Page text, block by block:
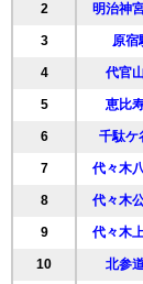
相場
トーシンフ
住所 東京
初台
（16
20 千駄
21 神泉
22 代々
23 西
24 元代
25 笹
26 本町
27 猿楽
28 宇田
2 明治神
3 原宿
4 代官
5 恵比
6 千駄ケ
7 代々木
8 代々木
9 代々木
10 北参